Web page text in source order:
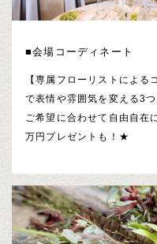
■会場コーディネート
【専属フローリストによ
で表情や雰囲気を変える3
ご希望に合わせて自由自
万円プレゼントも！★